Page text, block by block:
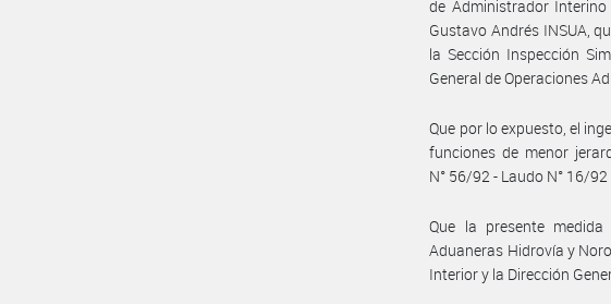
de Administrador
Gustavo Andrés INSUA,
la Sección Inspección
General de Operaciones
Que por lo expuesto, el
funciones de menor
N° 56/92 - Laudo N° 16/
Que la presente
Aduaneras Hidrovía y
Interior y la Dirección